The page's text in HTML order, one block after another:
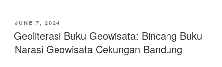
POSTED
ON
JUNE 7, 2024
Geoliterasi Buku Geowisata: Bincang Buku
Narasi Geowisata Cekungan Bandung